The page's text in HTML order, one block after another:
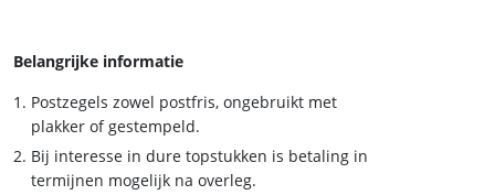
Belangrijke informatie
Postzegels zowel postfris, ongebruikt met
plakker of gestempeld.
Bij interesse in dure topstukken is betaling in
termijnen mogelijk na overleg.